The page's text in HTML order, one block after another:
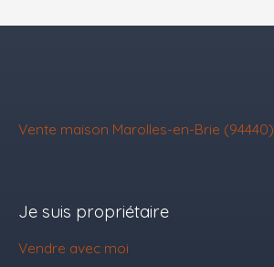
Vente maison Marolles-en-Brie (94440)
Je suis propriétaire
Vendre avec moi